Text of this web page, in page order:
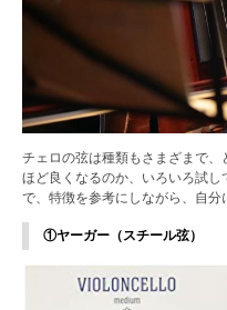
チェロの弦は種類もさまざまで
ほど良くなるのか、いろいろ試
で、特徴を参考にしながら、自分
①ヤーガー（スチール弦）